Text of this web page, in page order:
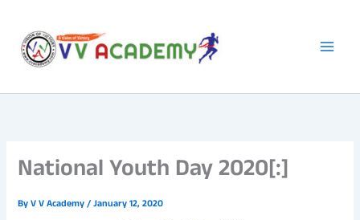
content
National Youth Day 2020[:]
ByV V Academy/January 12, 2020